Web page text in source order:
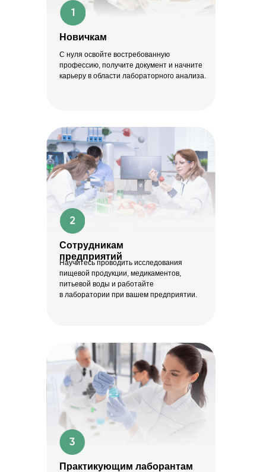
С нуля освойте востребованную
профессию, получите документ и начните
карьеру в области лабораторного анализа.
Новичкам
Научитесь проводить исследования
пищевой продукции, медикаментов,
питьевой воды и работайте
в лаборатории при вашем предприятии.
Сотрудникам
предприятий
Практикующим лаборантам